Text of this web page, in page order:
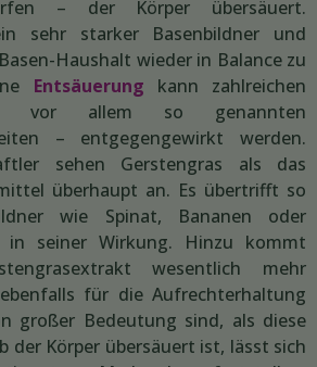
– der Körper übersäuert.
sehr starker Basenbildner und
Haushalt wieder in Balance zu
Entsäuerung kann zahlreichen
– vor allem so genannten
– entgegengewirkt werden.
sehen Gerstengras als das
überhaupt an. Es übertrifft so
wie Spinat, Bananen oder
in seiner Wirkung. Hinzu kommt
wesentlich mehr
für die Aufrechterhaltung
großer Bedeutung sind, als diese
der Körper übersäuert ist, lässt sich